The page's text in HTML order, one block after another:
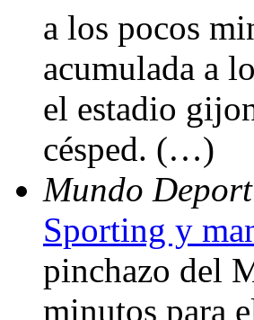
a los pocos
acumulada a
el estadio
césped. (…)
Mundo
Sporting y
pinchazo del
minutos para